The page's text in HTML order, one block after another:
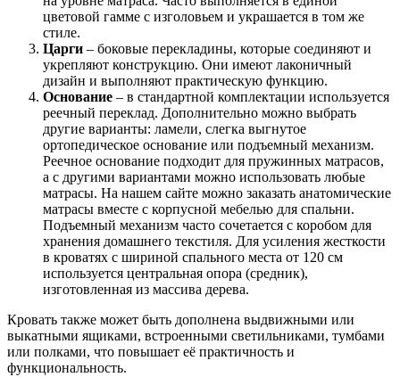
цветовой гамме с изголовьем и украшается в том же
стиле.
Царги – боковые перекладины, которые соединяют и
укрепляют конструкцию. Они имеют лаконичный
дизайн и выполняют практическую функцию.
Основание – в стандартной комплектации используется
реечный переклад. Дополнительно можно выбрать
другие варианты: ламели, слегка выгнутое
ортопедическое основание или подъемный механизм.
Реечное основание подходит для пружинных матрасов,
а с другими вариантами можно использовать любые
матрасы. На нашем сайте можно заказать анатомические
матрасы вместе с корпусной мебелью для спальни.
Подъемный механизм часто сочетается с коробом для
хранения домашнего текстиля. Для усиления жесткости
в кроватях с шириной спального места от 120 см
используется центральная опора (средник),
изготовленная из массива дерева.
Кровать также может быть дополнена выдвижными или
выкатными ящиками, встроенными светильниками, тумбами
или полками, что повышает её практичность и
функциональность.